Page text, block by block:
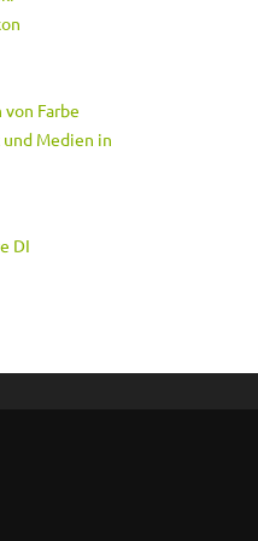
Farbe
Medien in
DI